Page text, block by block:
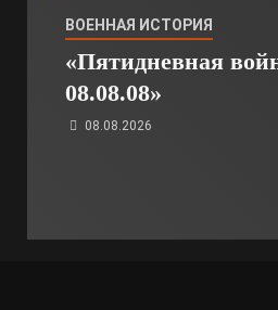
ВОЕННАЯ ИСТОРИЯ
«Пятидневная
08.08.08»
08.08.2026